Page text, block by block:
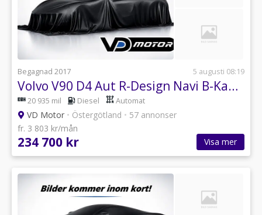
Begagnad 2017 5 augusti 08:19
Volvo V90 D4 Aut R-Design Navi B-Kam Fartpilot Drag 190hk
20 935 mil Diesel Automat
VD Motor • Östergötland • 57 annonser
fr. 3 803 kr/mån
234 700 kr Visa mer